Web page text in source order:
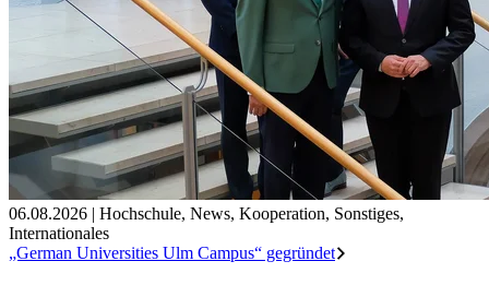
06.08.2026 | Hochschule, News, Kooperation, Sonstiges,
Internationales
„German Universities Ulm Campus“ gegründet